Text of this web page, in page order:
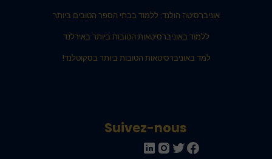
אוניברסיטה הולנד: ללמוד בבתי הספר הטובים ביותר
ללמוד באוניברסיטאות הטובות ביותר באירלנד
למד באוניברסיטאות הטובות ביותר בסקוטלנד!
Suivez-nous